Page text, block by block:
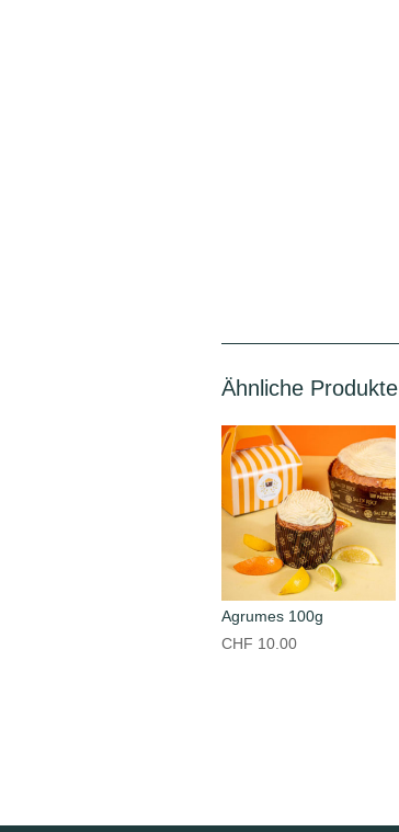
Ähnliche Produkte
Agrumes 100g
CHF 10.00